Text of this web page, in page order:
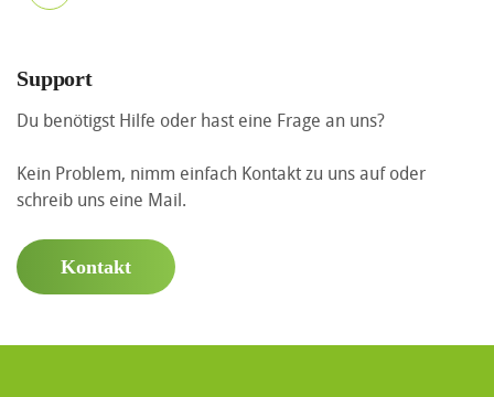
Support
Du benötigst Hilfe oder hast eine Frage an uns?
Kein Problem, nimm einfach Kontakt zu uns auf oder
schreib uns eine Mail.
Kontakt